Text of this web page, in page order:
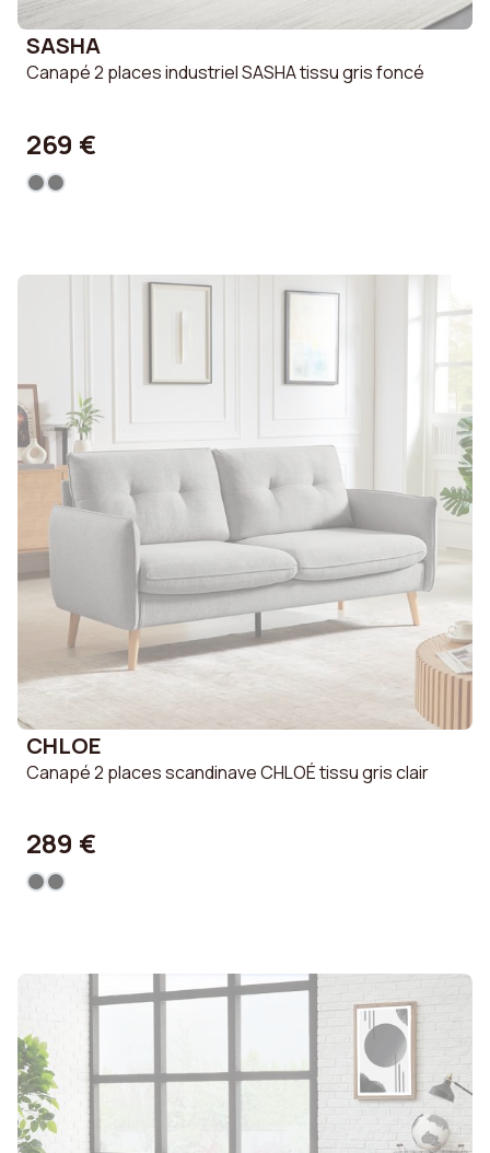
SASHA
Canapé 2 places industriel SASHA tissu gris foncé
269 €
CHLOE
Canapé 2 places scandinave CHLOÉ tissu gris clair
289 €